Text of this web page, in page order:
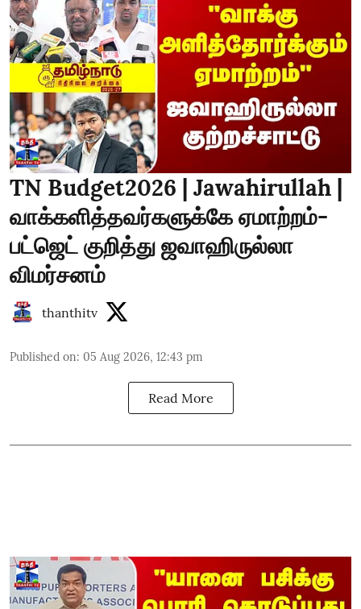
TN Budget2026 | Jawahirullah |
வாக்களித்தவர்களுக்கே ஏமாற்றம்-
பட்ஜெட் குறித்து ஜவாஹிருல்லா
விமர்சனம்
thanthitv
Published on: 05 Aug 2026, 12:43 pm
Read More